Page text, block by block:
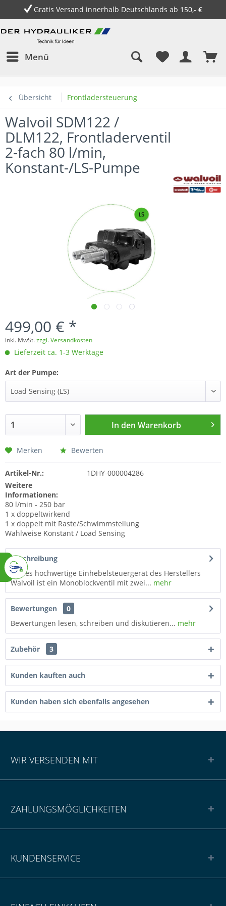
Gratis Versand innerhalb Deutschlands ab 150,- €
Menü
Übersicht Frontladersteuerung
Walvoil SDM122 /
DLM122, Frontladerventil
2-fach 80 l/min,
Konstant-/LS-Pumpe
499,00 € *
inkl. MwSt.zzgl. Versandkosten
Lieferzeit ca. 1-3 Werktage
Art der Pumpe:
In den Warenkorb
Merken Bewerten
Artikel-Nr.:
1DHY-000004286
Weitere
Informationen:
80 l/min - 250 bar
1 x doppeltwirkend
1 x doppelt mit Raste/Schwimmstellung
Wahlweise Konstant / Load Sensing
Beschreibung
Dieses hochwertige Einhebelsteuergerät des Herstellers
Walvoil ist ein Monoblockventil mit zwei... mehr
Bewertungen
0
Bewertungen lesen, schreiben und diskutieren... mehr
Zubehör 3
Kunden kauften auch
Kunden haben sich ebenfalls angesehen
WIR VERSENDEN MIT
ZAHLUNGSMÖGLICHKEITEN
KUNDENSERVICE